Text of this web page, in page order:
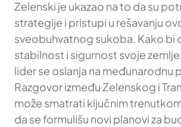
Zelenski je ukazao na to da su
strategije i pristupi u rešavanju
sveobuhvatnog sukoba. Kako bi
stabilnost i sigurnost svoje
lider se oslanja na međunarodnu
Razgovor između Zelenskog i
može smatrati ključnim
da se formulišu novi planovi za